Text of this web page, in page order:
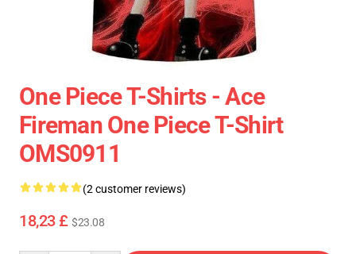
One Piece T-Shirts - Ace
Fireman One Piece T-Shirt
OMS0911
(2 customer reviews)
18,23 £ $23.08